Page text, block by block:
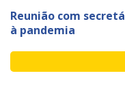
Reunião com
à pandemia